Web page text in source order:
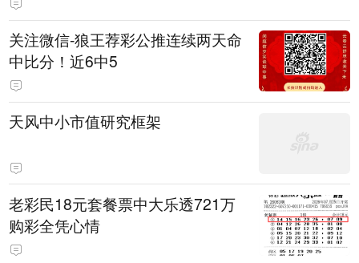
关注微信-狼王荐彩公推连续两天命
中比分！近6中5
天风中小市值研究框架
老彩民18元套餐票中大乐透721万
购彩全凭心情